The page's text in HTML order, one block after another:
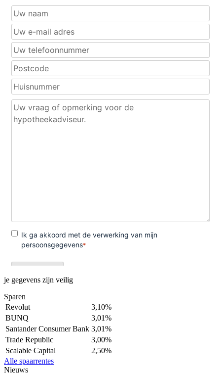
je gegevens zijn veilig
Sparen
Revolut
3,10%
BUNQ
3,01%
Santander Consumer Bank 3,01%
Trade Republic
3,00%
Scalable Capital
2,50%
Alle spaarrentes
Nieuws